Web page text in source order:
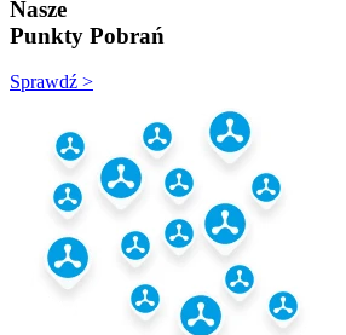
Nasze
Punkty Pobrań
Sprawdź >